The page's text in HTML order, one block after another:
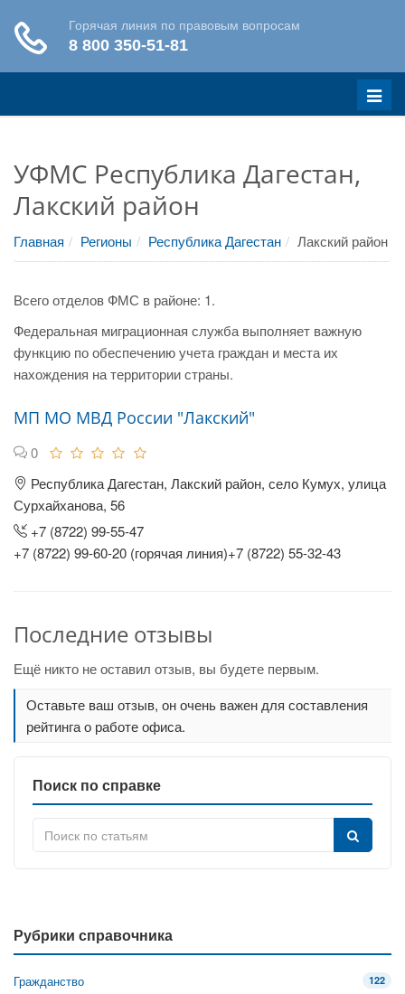
Меню
УФМС Республика Дагестан,
Лакский район
Главная Регионы Республика Дагестан Лакский район
Всего отделов ФМС в районе: 1.
Федеральная миграционная служба выполняет важную
функцию по обеспечению учета граждан и места их
нахождения на территории страны.
МП МО МВД России "Лакский"
0
Республика Дагестан, Лакский район, село Кумух, улица
Сурхайханова, 56
+7 (8722) 99-55-47
+7 (8722) 99-60-20 (горячая линия)+7 (8722) 55-32-43
Последние отзывы
Ещё никто не оставил отзыв, вы будете первым.
Оставьте ваш отзыв, он очень важен для составления
рейтинга о работе офиса.
Поиск по справке
Рубрики справочника
Гражданство 122